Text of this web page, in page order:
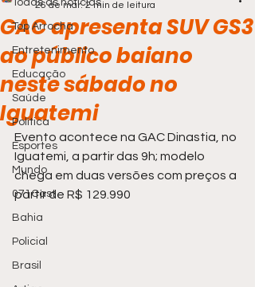
Todas as notícias
Top Arrocha
Entretenimento
Educação
Saúde
Política
Esportes
Mundo
071Cast
Bahia
Policial
Brasil
GAC apresenta SUV GS3
ao público baiano
neste sábado no
Iguatemi
26 de mar. 2 min de leitura
Evento acontece na GAC Dinastia, no
Iguatemi, a partir das 9h; modelo
chega em duas versões com preços a
partir de R$ 129.990